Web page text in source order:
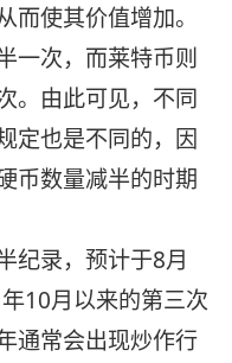
使其价值增加。
一次，而莱特币则
。由此可见，不同
定也是不同的，因
币数量减半的时期
纪录，预计于8月
10月以来的第三次
通常会出现炒作行